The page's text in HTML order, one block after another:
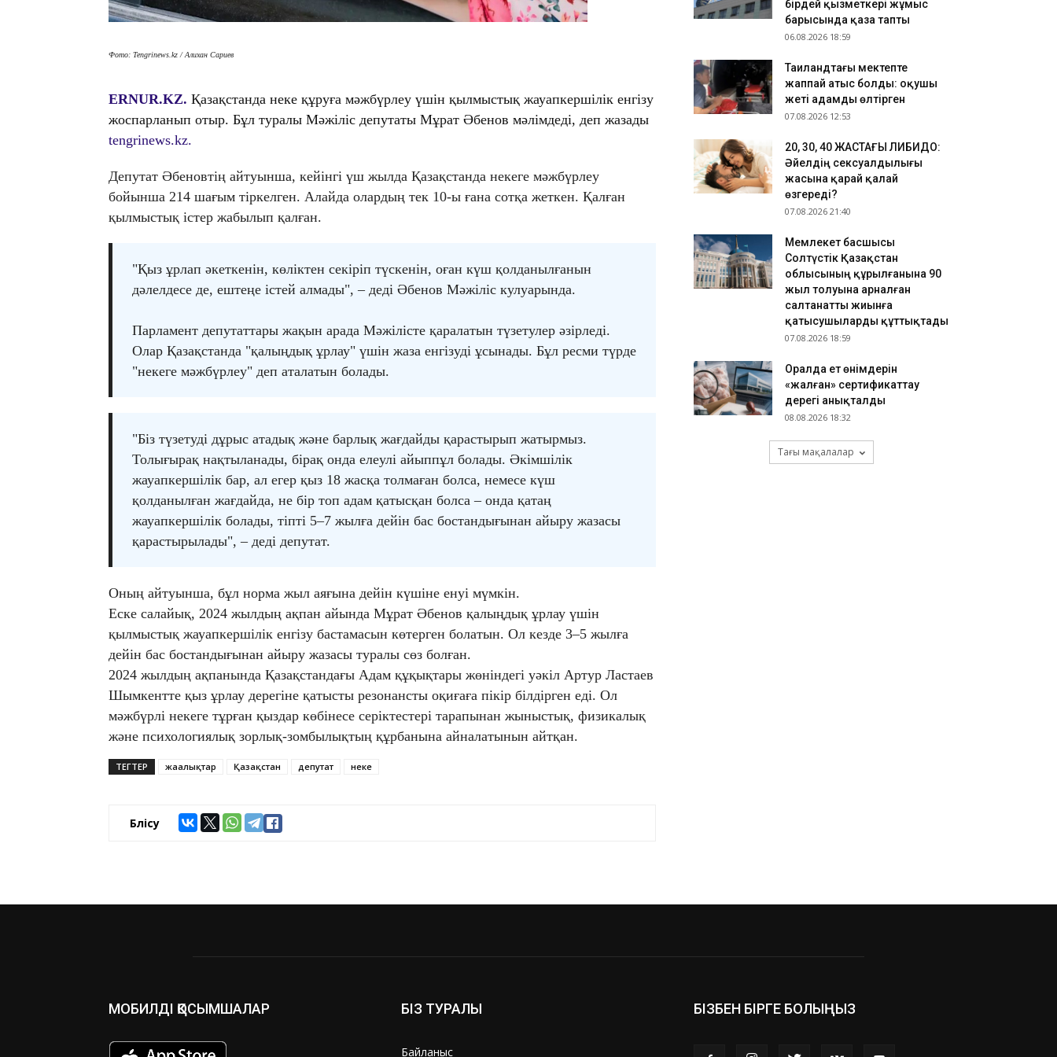
Фото: Tengrinews.kz / Алихан Сариев
ERNUR.KZ. Қазақстанда неке құруға мәжбүрлеу үшін қылмыстық жауапкершілік енгізу
жоспарланып отыр. Бұл туралы Мәжіліс депутаты Мұрат Әбенов мәлімдеді, деп жазады
tengrinews.kz.
Депутат Әбеновтің айтуынша, кейінгі үш жылда Қазақстанда некеге мәжбүрлеу
бойынша 214 шағым тіркелген. Алайда олардың тек 10-ы ғана сотқа жеткен. Қалған
қылмыстық істер жабылып қалған.
"Қыз ұрлап әкеткенін, көліктен секіріп түскенін, оған күш қолданылғанын
дәлелдесе де, ештеңе істей алмады", – деді Әбенов Мәжіліс кулуарында.
Парламент депутаттары жақын арада Мәжілісте қаралатын түзетулер әзірледі.
Олар Қазақстанда "қалыңдық ұрлау" үшін жаза енгізуді ұсынады. Бұл ресми түрде
"некеге мәжбүрлеу" деп аталатын болады.
"Біз түзетуді дұрыс атадық және барлық жағдайды қарастырып жатырмыз.
Толығырақ нақтыланады, бірақ онда елеулі айыппұл болады. Әкімшілік
жауапкершілік бар, ал егер қыз 18 жасқа толмаған болса, немесе күш
қолданылған жағдайда, не бір топ адам қатысқан болса – онда қатаң
жауапкершілік болады, тіпті 5–7 жылға дейін бас бостандығынан айыру жазасы
қарастырылады", – деді депутат.
Оның айтуынша, бұл норма жыл аяғына дейін күшіне енуі мүмкін.
Еске салайық, 2024 жылдың ақпан айында Мұрат Әбенов қалыңдық ұрлау үшін
қылмыстық жауапкершілік енгізу бастамасын көтерген болатын. Ол кезде 3–5 жылға
дейін бас бостандығынан айыру жазасы туралы сөз болған.
2024 жылдың ақпанында Қазақстандағы Адам құқықтары жөніндегі уәкіл Артур Ластаев
Шымкентте қыз ұрлау дерегіне қатысты резонансты оқиғаға пікір білдірген еді. Ол
мәжбүрлі некеге тұрған қыздар көбінесе серіктестері тарапынан жыныстық, физикалық
және психологиялық зорлық-зомбылықтың құрбанына айналатынын айтқан.
ТЕГТЕР жаңалықтар Қазақстан депутат неке
Бөлісу
теңгесінен айырылғанын айтты
кімдер?
08.08.2026 20:31
АҚ ШАШты боямай табиғи қалпында ӨСІРУ - ТРЕНД
бірдей қызметкері жұмыс
барысында қаза тапты
06.08.2026 18:59
Таиландтағы мектепте
жаппай атыс болды: оқушы
жеті адамды өлтірген
07.08.2026 12:53
​20, 30, 40 ЖАСТАҒЫ ЛИБИДО:
Әйелдің сексуалдылығы
жасына қарай қалай
өзгереді?
07.08.2026 21:40
Мемлекет басшысы
Солтүстік Қазақстан
облысының құрылғанына 90
жыл толуына арналған
салтанатты жиынға
қатысушыларды құттықтады
07.08.2026 18:59
Оралда ет өнімдерін
«жалған» сертификаттау
дерегі анықталды
08.08.2026 18:32
Тағы мақалалар
МОБИЛДІ ҚОСЫМШАЛАР БІЗ ТУРАЛЫ
Байланыс
БІЗБЕН БІРГЕ БОЛЫҢЫЗ